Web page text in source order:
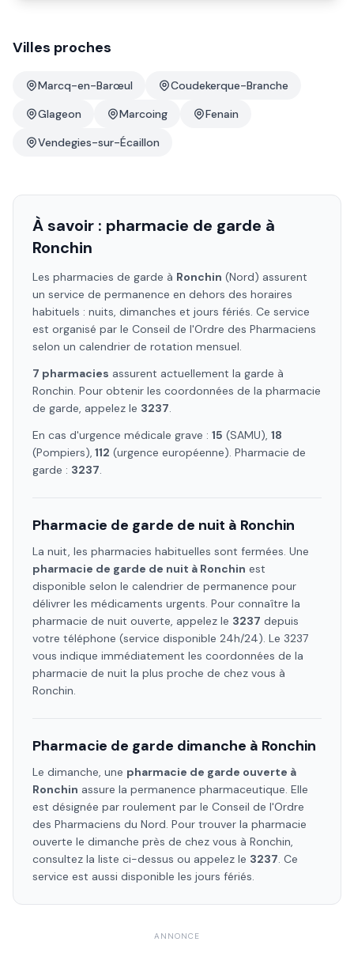
Villes proches
Marcq-en-Barœul
Coudekerque-Branche
Glageon
Marcoing
Fenain
Vendegies-sur-Écaillon
À savoir : pharmacie de garde à
Ronchin
Les pharmacies de garde à Ronchin (Nord) assurent
un service de permanence en dehors des horaires
habituels : nuits, dimanches et jours fériés. Ce service
est organisé par le Conseil de l'Ordre des Pharmaciens
selon un calendrier de rotation mensuel.
7 pharmacies assurent actuellement la garde à
Ronchin. Pour obtenir les coordonnées de la pharmacie
de garde, appelez le 3237.
En cas d'urgence médicale grave : 15 (SAMU), 18
(Pompiers), 112 (urgence européenne). Pharmacie de
garde : 3237.
Pharmacie de garde de nuit à Ronchin
La nuit, les pharmacies habituelles sont fermées. Une
pharmacie de garde de nuit à Ronchin est
disponible selon le calendrier de permanence pour
délivrer les médicaments urgents. Pour connaître la
pharmacie de nuit ouverte, appelez le 3237 depuis
votre téléphone (service disponible 24h/24). Le 3237
vous indique immédiatement les coordonnées de la
pharmacie de nuit la plus proche de chez vous à
Ronchin.
Pharmacie de garde dimanche à Ronchin
Le dimanche, une pharmacie de garde ouverte à
Ronchin assure la permanence pharmaceutique. Elle
est désignée par roulement par le Conseil de l'Ordre
des Pharmaciens du Nord. Pour trouver la pharmacie
ouverte le dimanche près de chez vous à Ronchin,
consultez la liste ci-dessus ou appelez le 3237. Ce
service est aussi disponible les jours fériés.
ANNONCE